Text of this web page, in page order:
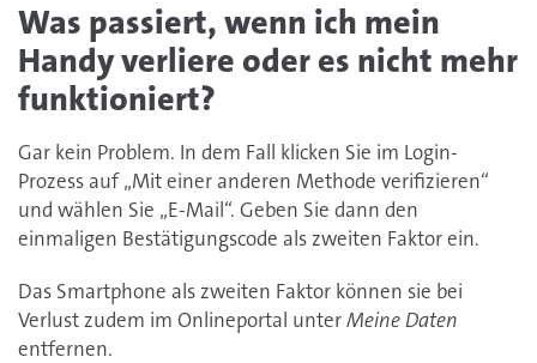
Was passiert, wenn ich mein
Handy verliere oder es nicht mehr
funktioniert?
Gar kein Problem. In dem Fall klicken Sie im Login-
Prozess auf „Mit einer anderen Methode verifizieren“
und wählen Sie „E-Mail“. Geben Sie dann den
einmaligen Bestätigungscode als zweiten Faktor ein.
Das Smartphone als zweiten Faktor können sie bei
Verlust zudem im Onlineportal unterMeine Daten
entfernen.